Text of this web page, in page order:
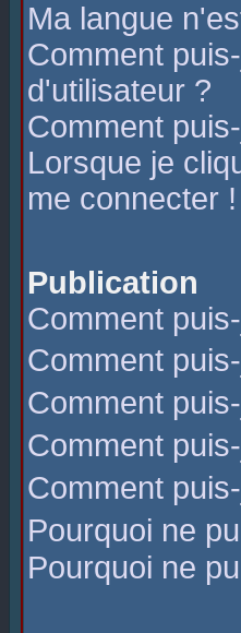
Ma langue
Comment
d'utilisateur ?
Comment
Lorsque je
me connecter !
Publication
Comment
Comment
Comment
Comment
Comment
Pourquoi ne
Pourquoi ne